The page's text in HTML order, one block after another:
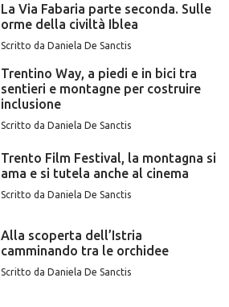
La Via Fabaria parte seconda. Sulle
orme della civiltà Iblea
Scritto da Daniela De Sanctis
Trentino Way, a piedi e in bici tra
sentieri e montagne per costruire
inclusione
Scritto da Daniela De Sanctis
Trento Film Festival, la montagna si
ama e si tutela anche al cinema
Scritto da Daniela De Sanctis
Alla scoperta dell’Istria
camminando tra le orchidee
Scritto da Daniela De Sanctis